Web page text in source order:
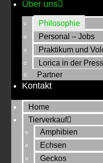
Über uns
Philosophie
Personal – Jobs
Praktikum und
Lorica in der
Partner
Kontakt
Home
Tierverkauf
Amphibien
Echsen
Geckos